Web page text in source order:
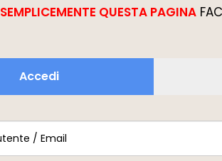
SEMPLICEMENTE QUESTA PAGINA
Accedi